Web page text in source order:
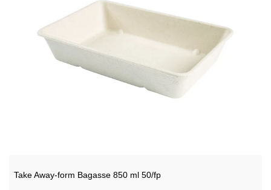
Take Away-form Bagasse 850 ml 50/fp